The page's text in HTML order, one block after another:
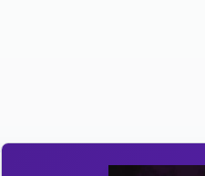
Ricevi la Tua Copia